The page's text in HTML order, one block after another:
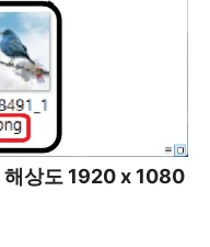
해상도 1920 x 1080